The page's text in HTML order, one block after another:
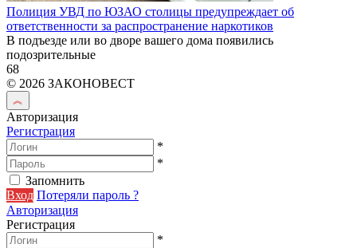
Полиция УВД по ЮЗАО столицы предупреждает об
ответственности за распространение наркотиков
В подъезде или во дворе вашего дома появились
подозрительные
68
© 2026 ЗАКОНОВЕСТ
Авторизация
Регистрация
*
*
Запомнить
Вход Потеряли пароль ?
Авторизация
Регистрация
*